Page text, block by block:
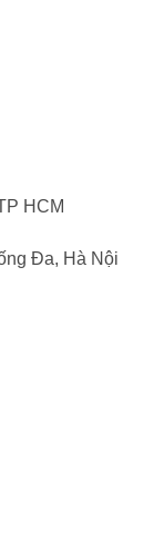
HCM
Đa, Hà Nội